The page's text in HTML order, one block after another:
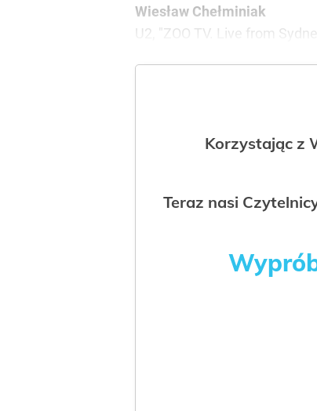
Wiesław Chełminiak
U2, "ZOO TV. Live from
Korzystając z
Teraz nasi